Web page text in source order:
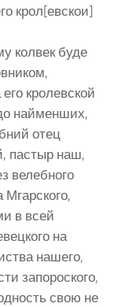
крол[евскои]
колвек буде
кролевской
найменших,
отец
пастыр наш,
велебного
в всей
на
нашего,
запороского,
свою не